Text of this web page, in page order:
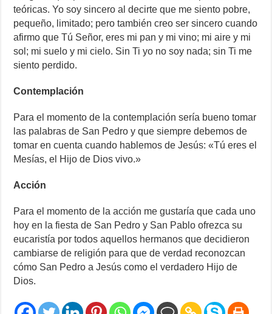
teóricas. Yo soy sincero al decirte que me siento pobre,
pequeño, limitado; pero también creo ser sincero cuando
afirmo que Tú Señor, eres mi pan y mi vino; mi aire y mi
sol; mi suelo y mi cielo. Sin Ti yo no soy nada; sin Ti me
siento perdido.
Contemplación
Para el momento de la contemplación sería bueno tomar
las palabras de San Pedro y que siempre debemos de
tomar en cuenta cuando hablemos de Jesús: «Tú eres el
Mesías, el Hijo de Dios vivo.»
Acción
Para el momento de la acción me gustaría que cada uno
hoy en la fiesta de San Pedro y San Pablo ofrezca su
eucaristía por todos aquellos hermanos que decidieron
cambiarse de religión para que de verdad reconozcan
cómo San Pedro a Jesús como el verdadero Hijo de
Dios.